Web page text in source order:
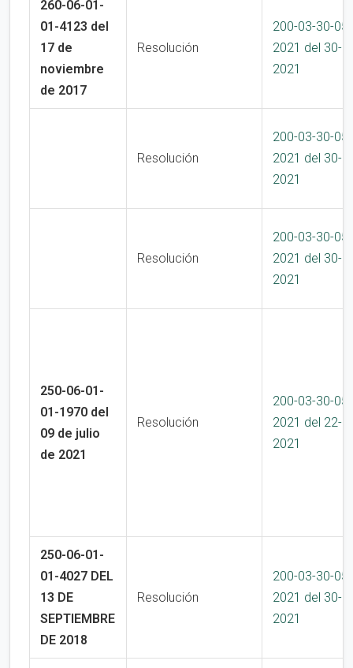
260-06-01-
01-4123 del
17 de
noviembre
de 2017
Resolución
200-03-30-
2021 del 30-
2021
Resolución
200-03-30-
2021 del 30-
2021
Resolución
200-03-30-
2021 del 30-
2021
250-06-01-
01-1970 del
09 de julio
de 2021
Resolución
200-03-30-
2021 del 22-
2021
250-06-01-
01-4027 DEL
13 DE
SEPTIEMBRE
DE 2018
Resolución
200-03-30-
2021 del 30-
2021